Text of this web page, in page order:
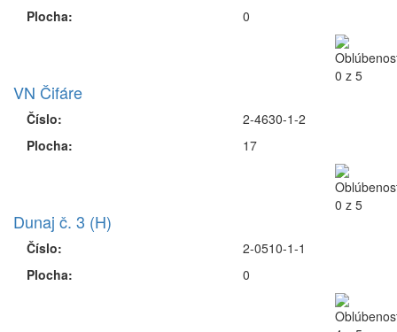
Plocha:
0
VN Čifáre
Číslo:
Plocha:
2-4630-1-2
17
Dunaj č. 3 (H)
Číslo:
Plocha:
2-0510-1-1
0